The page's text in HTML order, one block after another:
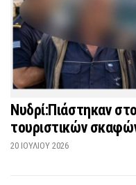
Νυδρί:Πιάστηκαν
τουριστικών
20 ΙΟΥΛΊΟΥ 2026